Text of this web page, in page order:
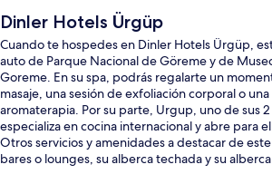
Dinler Hotels Ürgüp
Cuando te hospedes en Dinler Hotels Ürgüp,
auto de Parque Nacional de Göreme y de
Goreme. En su spa, podrás regalarte un
masaje, una sesión de exfoliación corporal o
aromaterapia. Por su parte, Urgup, uno de sus
especializa en cocina internacional y abre para
Otros servicios y amenidades a destacar de
bares o lounges, su alberca techada y su